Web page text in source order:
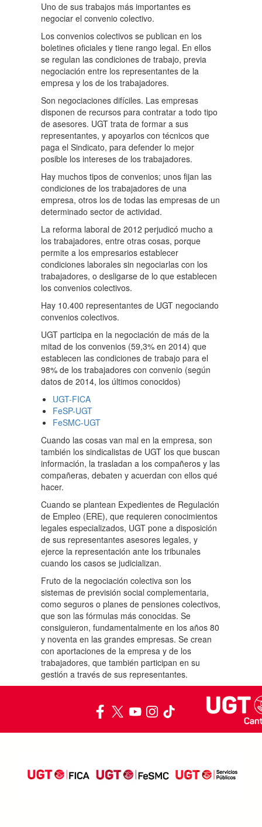
Uno de sus trabajos más importantes es
negociar el convenio colectivo.
Los convenios colectivos se publican en los
boletines oficiales y tiene rango legal. En ellos
se regulan las condiciones de trabajo, previa
negociación entre los representantes de la
empresa y los de los trabajadores.
Son negociaciones difíciles. Las empresas
disponen de recursos para contratar a todo tipo
de asesores. UGT trata de formar a sus
representantes, y apoyarlos con técnicos que
paga el Sindicato, para defender lo mejor
posible los intereses de los trabajadores.
Hay muchos tipos de convenios; unos fijan las
condiciones de los trabajadores de una
empresa, otros los de todas las empresas de un
determinado sector de actividad.
La reforma laboral de 2012 perjudicó mucho a
los trabajadores, entre otras cosas, porque
permite a los empresarios establecer
condiciones laborales sin negociarlas con los
trabajadores, o desligarse de lo que establecen
los convenios colectivos.
Hay 10.400 representantes de UGT negociando
convenios colectivos.
UGT participa en la negociación de más de la
mitad de los convenios (59,3% en 2014) que
establecen las condiciones de trabajo para el
98% de los trabajadores con convenio (según
datos de 2014, los últimos conocidos)
UGT-FICA
FeSP-UGT
FeSMC-UGT
Cuando las cosas van mal en la empresa, son
también los sindicalistas de UGT los que buscan
información, la trasladan a los compañeros y las
compañeras, debaten y acuerdan con ellos qué
hacer.
Cuando se plantean Expedientes de Regulación
de Empleo (ERE), que requieren conocimientos
legales especializados, UGT pone a disposición
de sus representantes asesores legales, y
ejerce la representación ante los tribunales
cuando los casos se judicializan.
Fruto de la negociación colectiva son los
sistemas de previsión social complementaria,
como seguros o planes de pensiones colectivos,
que son las fórmulas más conocidas. Se
consiguieron, fundamentalmente en los años 80
y noventa en las grandes empresas. Se crean
con aportaciones de la empresa y de los
trabajadores, que también participan en su
gestión a través de sus representantes.